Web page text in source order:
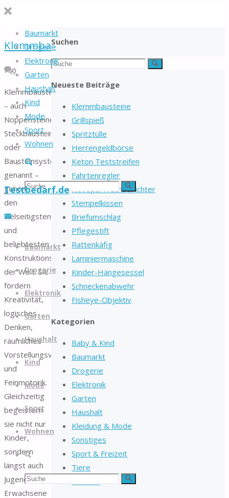
Baumarkt
Drogerie
Elektronik
Garten
Haushalt
Kind
Mode
Sport
Wohnen
Suche
Suchen Suche
Testbedarf.de
Zum
Inhalt
springen
Baumarkt
Drogerie
Elektronik
Garten
Haushalt
Kind
Mode
Sport
Wohnen
Suche
Suchen Suche
Klemmbausteine
0
Klemmbausteine
– auch
Noppensteine,
Steckbausteine
oder
Bausteinsysteme
genannt –
gehören zu
den
vielseitigsten
und
beliebtesten
Konstruktionsspielzeugen
der Welt. Sie
fördern
Kreativität,
logisches
Denken,
räumliches
Vorstellungsvermögen
und
Feinmotorik.
Gleichzeitig
begeistern
sie nicht nur
Kinder,
sondern
längst auch
Jugendliche,
Erwachsene
Suchen
Suchen
Suche
Neueste Beiträge
Klemmbausteine
Grillspieß
Spritztülle
Herrengeldbörse
Keton Teststreifen
Fahrtenregler
Novopal Wechselrichter
Stempelkissen
Briefumschlag
Pflegestift
Rattenkäfig
Laminiermaschine
Kinder-Hängesessel
Schneckenabwehr
Fisheye-Objektiv
Kategorien
Baby & Kind
Baumarkt
Drogerie
Elektronik
Garten
Haushalt
Kleidung & Mode
Sonstiges
Sport & Freizeit
Tiere